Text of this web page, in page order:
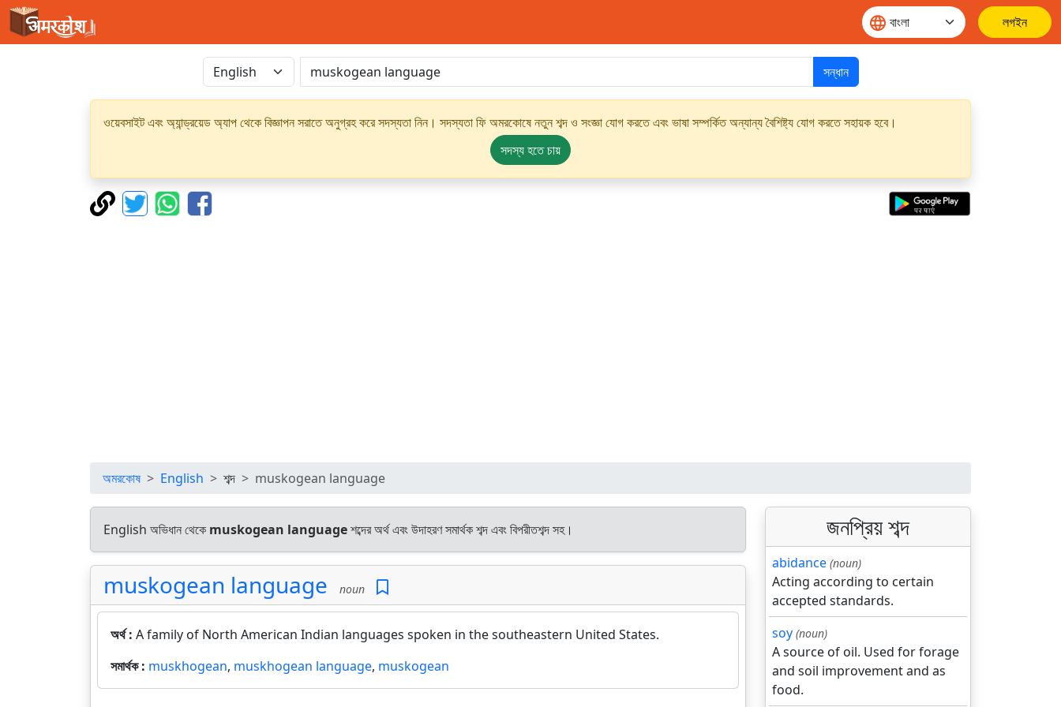
লগইন
সন্ধান
ওয়েবসাইট এবং অ্যান্ড্রয়েড অ্যাপ থেকে বিজ্ঞাপন সরাতে অনুগ্রহ করে সদস্যতা নিন। সদস্যতা ফি অমরকোষে নতুন শব্দ ও সংজ্ঞা যোগ করতে এবং ভাষা সম্পর্কিত অন্যান্য বৈশিষ্ট্য যোগ করতে সহায়ক হবে।
সদস্য হতে চায়
অমরকোষ English শব্দ muskogean language
English অভিধান থেকে muskogean languageশব্দের অর্থ এবং উদাহরণ সমার্থক শব্দ এবং বিপরীতশব্দ সহ।
muskogean language noun
অর্থ : A family of North American Indian languages spoken in the southeastern United States.
সমার্থক : muskhogean, muskhogean language, muskogean
জনপ্রিয় শব্দ
abidance (noun)
Acting according to certain
accepted standards.
soy (noun)
A source of oil. Used for forage
and soil improvement and as
food.